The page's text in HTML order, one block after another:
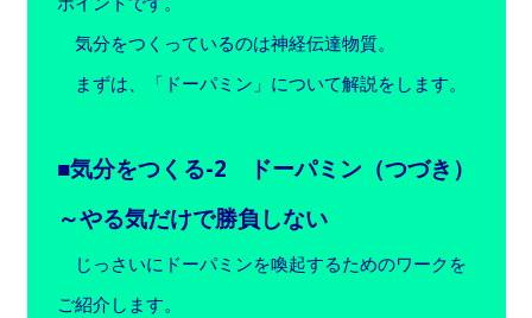
気分をつくっているのは神経伝達物質。
まずは、「ドーパミン」について解説をします。
■気分をつくる-2 ドーパミン（つづき）
～やる気だけで勝負しない
じっさいにドーパミンを喚起するためのワークを
ご紹介します。